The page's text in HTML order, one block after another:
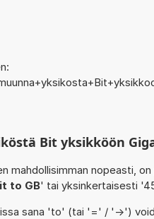
Bit yksikköön
mahdollisimman nopeasti,
to GB' tai yksinkertaisesti
sana 'to' (tai '=' / '->')